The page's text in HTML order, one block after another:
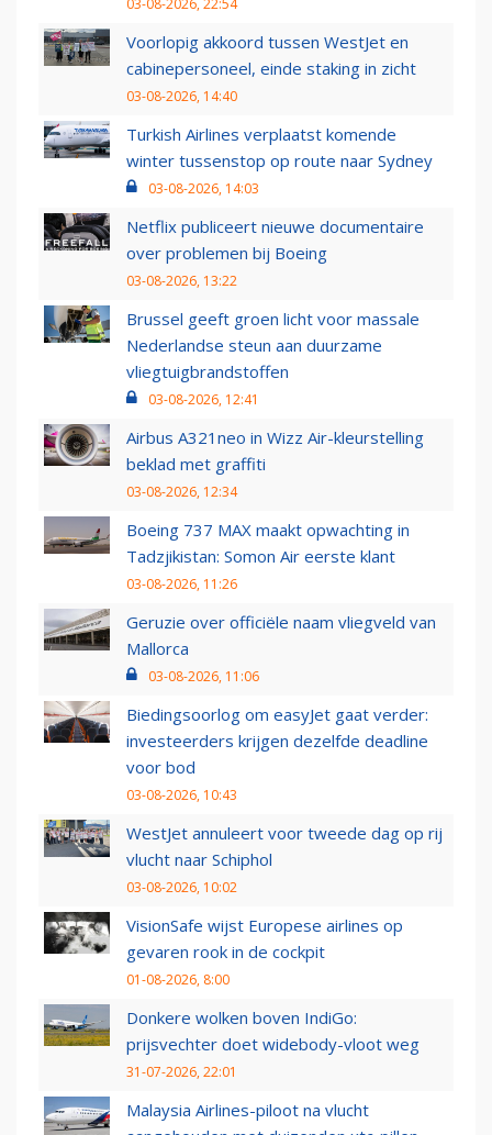
03-08-2026, 22:54
Voorlopig akkoord tussen WestJet en
cabinepersoneel, einde staking in zicht
03-08-2026, 14:40
Turkish Airlines verplaatst komende
winter tussenstop op route naar Sydney
03-08-2026, 14:03
Netflix publiceert nieuwe documentaire
over problemen bij Boeing
03-08-2026, 13:22
Brussel geeft groen licht voor massale
Nederlandse steun aan duurzame
vliegtuigbrandstoffen
03-08-2026, 12:41
Airbus A321neo in Wizz Air-kleurstelling
beklad met graffiti
03-08-2026, 12:34
Boeing 737 MAX maakt opwachting in
Tadzjikistan: Somon Air eerste klant
03-08-2026, 11:26
Geruzie over officiële naam vliegveld van
Mallorca
03-08-2026, 11:06
Biedingsoorlog om easyJet gaat verder:
investeerders krijgen dezelfde deadline
voor bod
03-08-2026, 10:43
WestJet annuleert voor tweede dag op rij
vlucht naar Schiphol
03-08-2026, 10:02
VisionSafe wijst Europese airlines op
gevaren rook in de cockpit
01-08-2026, 8:00
Donkere wolken boven IndiGo:
prijsvechter doet widebody-vloot weg
31-07-2026, 22:01
Malaysia Airlines-piloot na vlucht